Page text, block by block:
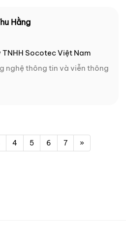
Hằng
Socotec Việt Nam
nghệ thông tin và viễn thông
4 5 6 7 »